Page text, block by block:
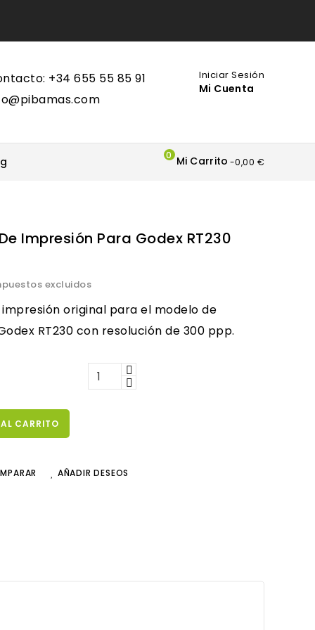
Iniciar Sesión
Mi Cuenta
+34 655 55 85 91
0 Mi Carrito -0,00 €
Impresión Para Godex RT230
excluidos
original para el modelo de
RT230 con resolución de 300 ppp.
CARRITO
AÑADIR DESEOS